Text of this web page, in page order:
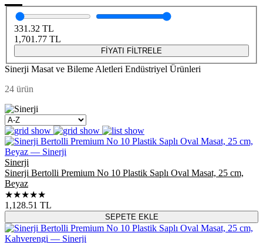
331.32 TL
1,701.77 TL
FİYATI FİLTRELE
Sinerji Masat ve Bileme Aletleri Endüstriyel Ürünleri
24 ürün
Sinerji
Sinerji Bertolli Premium No 10 Plastik Saplı Oval Masat, 25 cm,
Beyaz
★★★★★
1,128.51 TL
SEPETE EKLE